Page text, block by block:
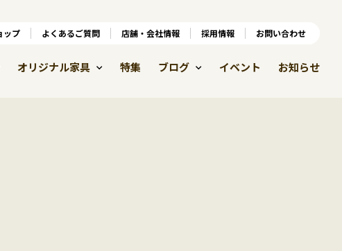
オンラインショップ よくあるご質問 店舗・会社情報 採用情報
オリジナル家具 特集 ブログ イベント お知らせ
ップ よくあるご質問 店舗・会社情報 採用情報 お問い合わせ